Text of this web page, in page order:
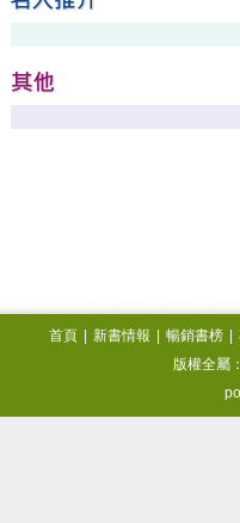
首頁 新書情報 暢銷書榜
版權全屬